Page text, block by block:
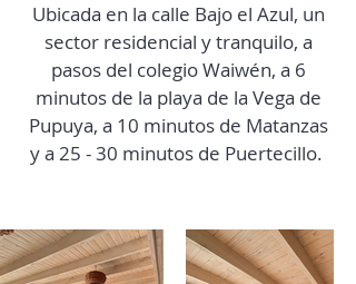
Ubicada en la calle Bajo el Azul, un
sector residencial y tranquilo, a
pasos del colegio Waiwén, a 6
minutos de la playa de la Vega de
Pupuya, a 10 minutos de Matanzas
y a 25 - 30 minutos de Puertecillo.